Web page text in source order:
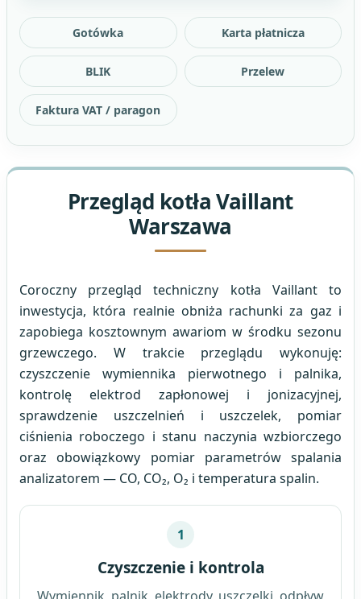
Gotówka Karta płatnicza
BLIK Przelew
Faktura VAT / paragon
Przegląd kotła Vaillant
Warszawa
Coroczny przegląd techniczny kotła Vaillant to
inwestycja, która realnie obniża rachunki za gaz i
zapobiega kosztownym awariom w środku sezonu
grzewczego. W trakcie przeglądu wykonuję:
czyszczenie wymiennika pierwotnego i palnika,
kontrolę elektrod zapłonowej i jonizacyjnej,
sprawdzenie uszczelnień i uszczelek, pomiar
ciśnienia roboczego i stanu naczynia wzbiorczego
oraz obowiązkowy pomiar parametrów spalania
analizatorem — CO, CO₂, O₂ i temperatura spalin.
1
Czyszczenie i kontrola